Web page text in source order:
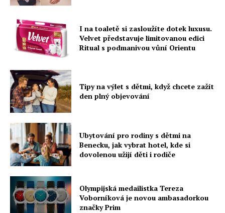
I na toaletě si zasloužíte dotek luxusu.
Velvet představuje limitovanou edici
Ritual s podmanivou vůní Orientu
Tipy na výlet s dětmi, když chcete zažít
den plný objevování
Ubytování pro rodiny s dětmi na
Benecku, jak vybrat hotel, kde si
dovolenou užijí děti i rodiče
Olympijská medailistka Tereza
Voborníková je novou ambasadorkou
značky Prim